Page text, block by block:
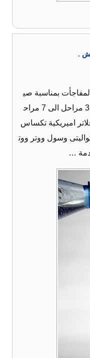
.
بمناسبة صي
ف 2010 اسعار فلاتر المياه ابتداء من 3 مراحل الى 7 مراح
فلاتر اميريكية تكساس
وسول ووتر ووت
…